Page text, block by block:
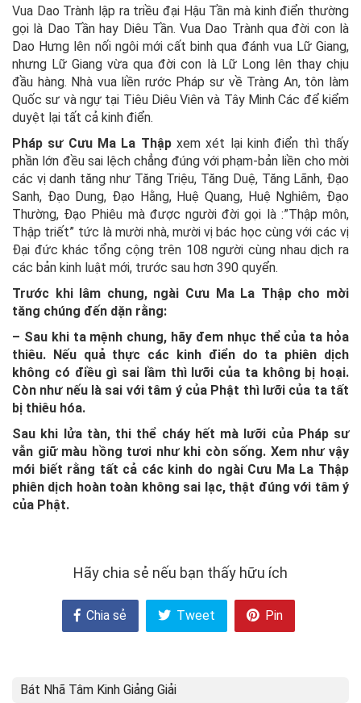
Vua Dao Trành lập ra triều đại Hậu Tần mà kinh điển thường
gọi là Dao Tần hay Diêu Tần. Vua Dao Trành qua đời con là
Dao Hưng lên nối ngôi mới cất binh qua đánh vua Lữ Giang,
nhưng Lữ Giang vừa qua đời con là Lữ Long lên thay chịu
đầu hàng. Nhà vua liền rước Pháp sư về Tràng An, tôn làm
Quốc sư và ngự tại Tiêu Diêu Viên và Tây Minh Các để kiểm
duyệt lại tất cả kinh điển.
Pháp sư Cưu Ma La Thậpxem xét lại kinh điển thì thấy
phần lớn đều sai lệch chẳng đúng với phạm-bản liền cho mời
các vị danh tăng như Tăng Triệu, Tăng Duệ, Tăng Lãnh, Đạo
Sanh, Đạo Dung, Đạo Hằng, Huệ Quang, Huệ Nghiêm, Đạo
Thường, Đạo Phiêu mà được người đời gọi là :”Thập môn,
Thập triết” tức là mười nhà, mười vị bác học cùng với các vị
Đại đức khác tổng cộng trên 108 người cùng nhau dịch ra
các bản kinh luật mới, trước sau hơn 390 quyển.
Trước khi lâm chung, ngài Cưu Ma La Thập cho mời
tăng chúng đến dặn rằng:
– Sau khi ta mệnh chung, hãy đem nhục thể của ta hỏa
thiêu. Nếu quả thực các kinh điển do ta phiên dịch
không có điều gì sai lầm thì lưỡi của ta không bị hoại.
Còn như nếu là sai với tâm ý của Phật thì lưỡi của ta tất
bị thiêu hóa.
Sau khi lửa tàn, thi thể cháy hết mà lưỡi của Pháp sư
vẫn giữ màu hồng tươi như khi còn sống. Xem như vậy
mới biết rằng tất cả các kinh do ngài Cưu Ma La Thập
phiên dịch hoàn toàn không sai lạc, thật đúng với tâm ý
của Phật.
Hãy chia sẻ nếu bạn thấy hữu ích
Chia sẻ Tweet Pin
Bát Nhã Tâm Kinh Giảng Giải